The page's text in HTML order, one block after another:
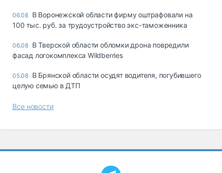
06.08 В Воронежской области фирму оштрафовали на
100 тыс. руб. за трудоустройство экс-таможенника
06.08 В Тверской области обломки дрона повредили
фасад логокомплекса Wildberries
05.08 В Брянской области осудят водителя, погубившего
целую семью в ДТП
Все новости